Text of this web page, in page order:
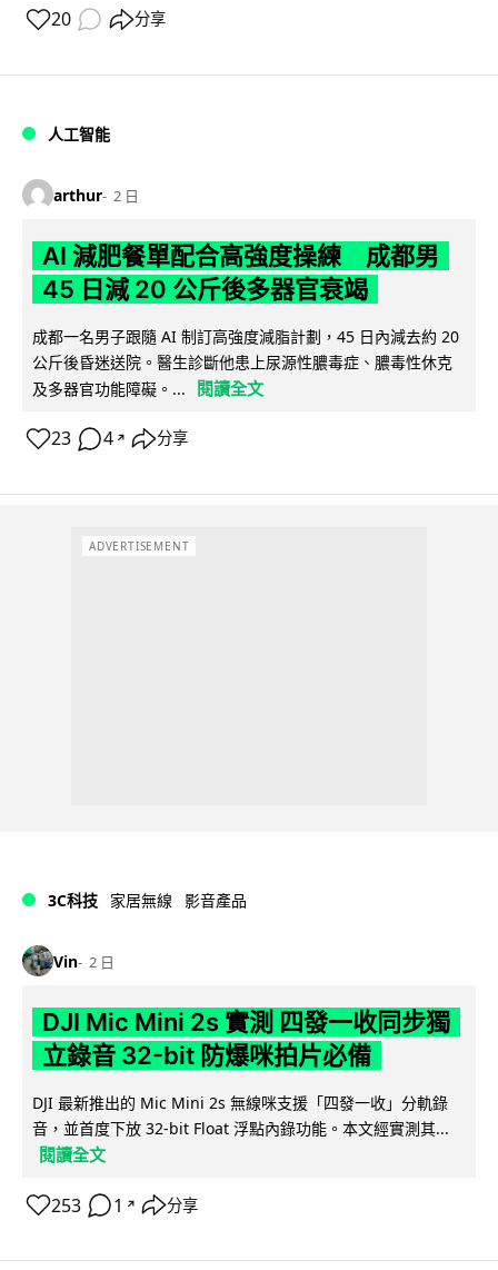
20 分享
人工智能
arthur 2 日
AI 減肥餐單配合高強度操練 成都男
45 日減 20 公斤後多器官衰竭
成都一名男子跟隨 AI 制訂高強度減脂計劃，45 日內減去約 20
公斤後昏迷送院。醫生診斷他患上尿源性膿毒症、膿毒性休克
及多器官功能障礙。...
閱讀全文
23 4 ↗ 分享
ADVERTISEMENT
3C科技 家居無線 影音產品
Vin 2 日
DJI Mic Mini 2s 實測 四發一收同步獨
立錄音 32-bit 防爆咪拍片必備
DJI 最新推出的 Mic Mini 2s 無線咪支援「四發一收」分軌錄
音，並首度下放 32-bit Float 浮點內錄功能。本文經實測其...
閱讀全文
253 1 ↗ 分享